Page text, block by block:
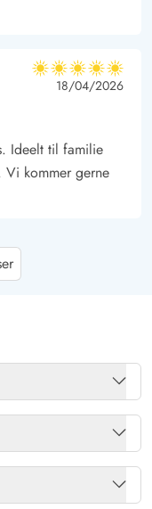
5 ud af 5
5 ud af 5
5 out of 5
18/04/2026
Ideelt til familie
Vi kommer gerne
Møbler
4.5 ud af 5
25/10/2025
indrettet. Tilbyder
Ja
Ja